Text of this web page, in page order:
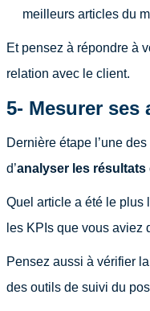
meilleurs articles du
Et pensez à répondre à
relation avec le client.
5- Mesurer
Dernière étape l’une
d’analyser les
Quel article a été le plus
les KPIs que vous aviez
Pensez aussi à vérifier
des outils de suivi du